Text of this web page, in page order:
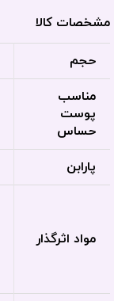
مشخصات کالا
حجم
مناسب
پوست
حساس
پارابن
مواد اثرگذار